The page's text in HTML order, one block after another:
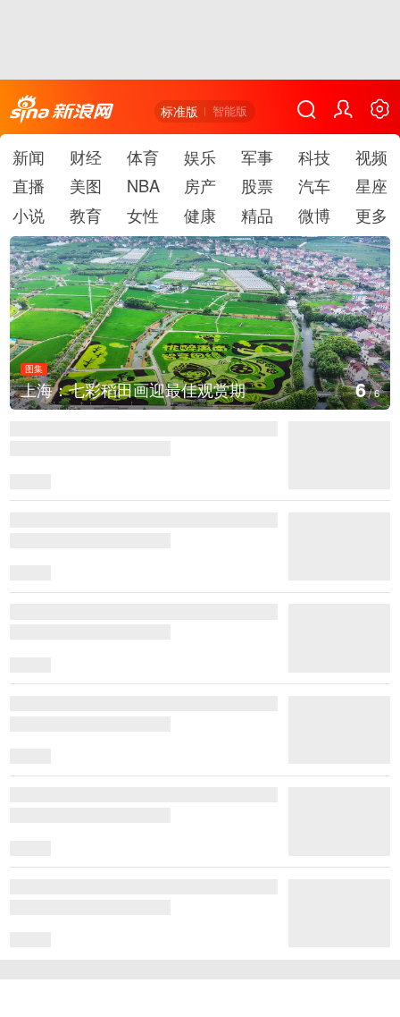
标准版 智能版
新闻 财经 体育 娱乐 军事 科技
视频
直播
美图 NBA 房产 股票 汽车
星座
小说
教育 女性 健康 精品 微博 更多
稻田画迎最佳观赏期
图集
厄瓜多尔
1/6